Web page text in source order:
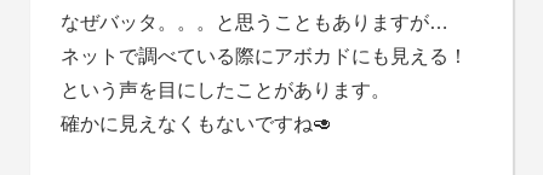
なぜバッタ。。。と思うこともありますが…
ネットで調べている際にアボカドにも見える！
という声を目にしたことがあります。
確かに見えなくもないですね🥑